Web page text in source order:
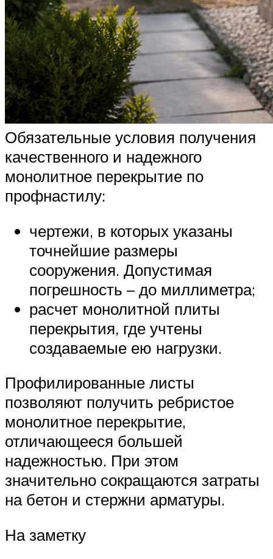
Обязательные условия получения
качественного и надежного
монолитное перекрытие по
профнастилу:
чертежи, в которых указаны
точнейшие размеры
сооружения. Допустимая
погрешность – до миллиметра;
расчет монолитной плиты
перекрытия, где учтены
создаваемые ею нагрузки.
Профилированные листы
позволяют получить ребристое
монолитное перекрытие,
отличающееся большей
надежностью. При этом
значительно сокращаются затраты
на бетон и стержни арматуры.
На заметку